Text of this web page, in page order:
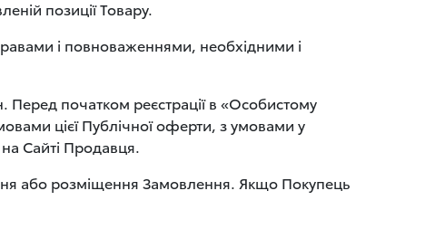
позиції Товару.
і повноваженнями, необхідними і
Перед початком реєстрації в «Особистому
цієї Публічної оферти, з умовами у
Сайті Продавця.
або розміщення Замовлення. Якщо Покупець